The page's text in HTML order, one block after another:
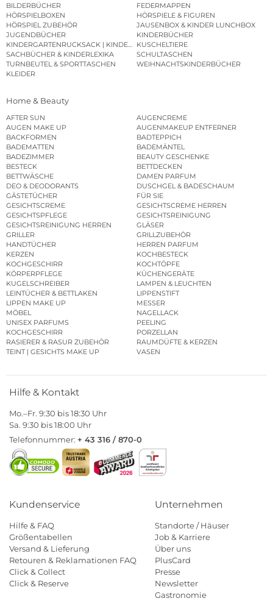
BILDERBÜCHER
FEDERMAPPEN
HÖRSPIELBOXEN
HÖRSPIELE & FIGUREN
HÖRSPIEL ZUBEHÖR
JAUSENBOX & KINDER LUNCHBOX
JUGENDBÜCHER
KINDERBÜCHER
KINDERGARTENRUCKSACK | KINDERGARTENBEUTEL
KUSCHELTIERE
SACHBÜCHER & KINDERLEXIKA
SCHULTASCHEN
TURNBEUTEL & SPORTTASCHEN
WEIHNACHTSKINDERBÜCHER
KLEIDER
Home & Beauty
AFTER SUN
AUGENCREME
AUGEN MAKE UP
AUGENMAKEUP ENTFERNER
BACKFORMEN
BADTEPPICH
BADEMATTEN
BADEMÄNTEL
BADEZIMMER
BEAUTY GESCHENKE
BESTECK
BETTDECKEN
BETTWÄSCHE
DAMEN PARFUM
DEO & DEODORANTS
DUSCHGEL & BADESCHAUM
GÄSTETÜCHER
FÜR SIE
GESICHTSCREME
GESICHTSCREME HERREN
GESICHTSPFLEGE
GESICHTSREINIGUNG
GESICHTSREINIGUNG HERREN
GLÄSER
GRILLER
GRILLZUBEHÖR
HANDTÜCHER
HERREN PARFUM
KERZEN
KOCHBESTECK
KOCHGESCHIRR
KOCHTÖPFE
KÖRPERPFLEGE
KÜCHENGERÄTE
KUGELSCHREIBER
LAMPEN & LEUCHTEN
LEINTÜCHER & BETTLAKEN
LIPPENSTIFT
LIPPEN MAKE UP
MESSER
MÖBEL
NAGELLACK
UNISEX PARFUMS
PEELING
KOCHGESCHIRR
PORZELLAN
RASIERER & RASUR ZUBEHÖR
RAUMDÜFTE & KERZEN
TEINT | GESICHTS MAKE UP
VASEN
Hilfe & Kontakt
Mo.–Fr. 9:30 bis 18:30 Uhr
Sa. 9:30 bis 18:00 Uhr
Telefonnummer: + 43 316 / 870-0
Kundenservice
Hilfe & FAQ
Größentabellen
Versand & Lieferung
Retouren & Reklamationen FAQ
Click & Collect
Click & Reserve
Unternehmen
Standorte / Häuser
Job & Karriere
Über uns
PlusCard
Presse
Newsletter
Gastronomie